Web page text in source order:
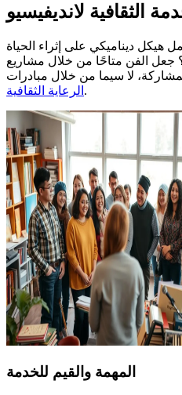
الثقافية لانديفيسيو
هيكل ديناميكي على إثراء الحياة
جعل الفن متاحًا من خلال مشاريع
لا سيما من خلال مبادرات
الرعاية الثقافية .
المهمة والقيم للخدمة